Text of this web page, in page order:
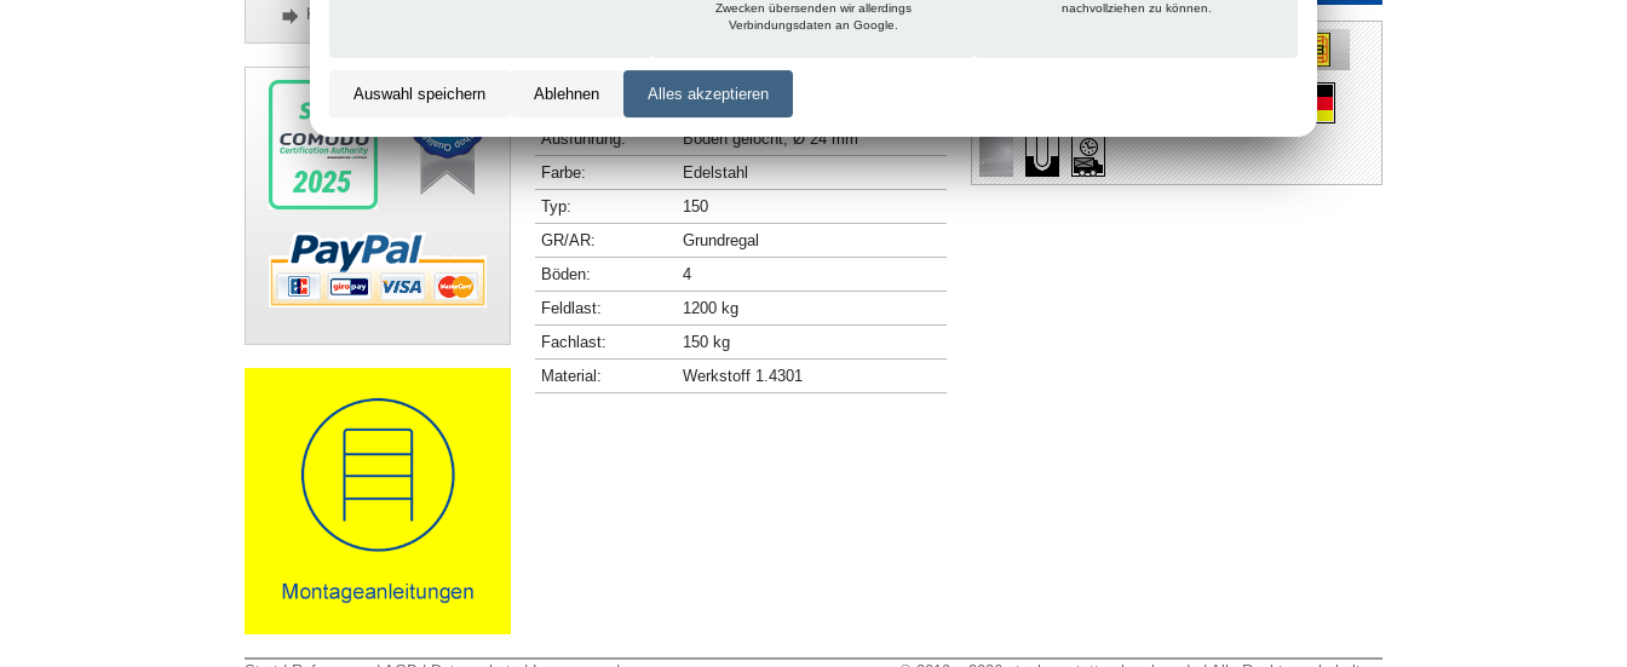
Kontakt
450 mm
Länge:
950 mm
Ausführung:
Böden gelocht, Ø 24 mm
Farbe:
Edelstahl
Typ:
150
GR/AR:
Grundregal
Böden:
4
Feldlast:
1200 kg
Fachlast:
150 kg
Material:
Werkstoff 1.4301
Zwecken übersenden wir allerdings
Verbindungsdaten an Google.
nachvollziehen zu können.
Auswahl speichern Ablehnen Alles akzeptieren